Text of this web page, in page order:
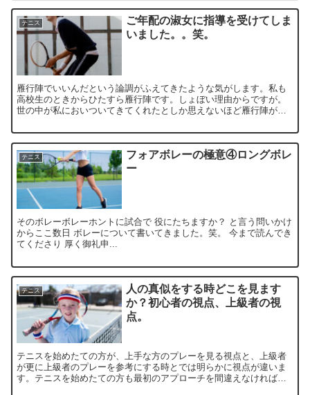
テニス
ご年配の淑女に指導を受けてしま
いました。。笑。
雁行陣でいいんだという論調がふえてきたような気がします。私も
高校生のときからひたすら雁行陣です。しょぼい理由からですが。
世の中が私においついてきてくれたとしか思えないほど雁行陣が見
テニス
フォアボレーの極意④ロングボレ
ー
そのボレーボレーホントに試合で 役にたちますか？ と言う問いかけ
からここ数日 ボレーについて書いてきました。笑。 今まで読んでき
てくださり 厚く御礼申...
テニス
人の真似をする時どこを見ます
か？初心者の視点、上級者の視
点。
テニスを始めたての方が、上手な方のプレーを見る視点と、上級者
が更に上級者のプレーを参考にする時とでは明らかに視点が違いま
す。テニスを始めたての方も最初のアプローチを間違えなければ、